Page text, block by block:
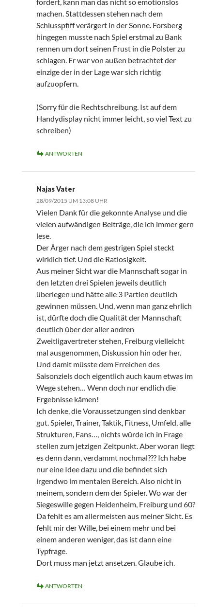
machen. Stattdessen stehen nach dem
Schlusspfiff verärgert in der Sonne. Forsberg
hingegen musste nach Spiel erstmal zu Bank
rennen um dort seinen Frust in die Polster zu
schlagen. Er war von außen betrachtet der
einzige der in der Lage war sich richtig
aufzuopfern.
(Sorry für die Rechtschreibung. Ist auf dem
Handydisplay nicht immer leicht, so viel Text zu
schreiben)
ANTWORTEN
Najas Vater
28/09/2015 UM 13:08 UHR
Vielen Dank für die gekonnte Analyse und die
vielen aufwändigen Beiträge, die ich immer gern
lese.
Der Ärger nach dem gestrigen Spiel steckt
wirklich tief. Und die Ratlosigkeit.
Aus meiner Sicht war die Mannschaft sogar in
den letzten drei Spielen jeweils deutlich
überlegen und hätte alle 3 Partien deutlich
gewinnen müssen. Und, wenn man ganz ehrlich
ist, dürfte doch die Qualität der Mannschaft
deutlich über der aller andren
Zweitligavertreter stehen, Freiburg vielleicht
mal ausgenommen, Diskussion hin oder her.
Und damit müsste dem Erreichen des
Saisonziels doch eigentlich auch kaum etwas im
Wege stehen… Wenn doch nur endlich die
Ergebnisse kämen!
Ich denke, die Voraussetzungen sind denkbar
gut. Spieler, Trainer, Taktik, Fitness, Umfeld, alle
Strukturen, Fans…, nichts würde ich in Frage
stellen zum jetzigen Zeitpunkt. Aber woran liegt
es denn dann, verdammt nochmal??? Ich habe
nur eine Idee dazu und die befindet sich
irgendwo im mentalen Bereich. Also nicht in
meinem, sondern dem der Spieler. Wo war der
Siegeswille gegen Heidenheim, Freiburg und 60?
Da fehlt es am allermeisten aus meiner Sicht. Es
fehlt mir der Wille, bei einem mehr und bei
einem anderen weniger, das ist dann eine
Typfrage.
Dort muss man jetzt ansetzen. Glaube ich.
ANTWORTEN